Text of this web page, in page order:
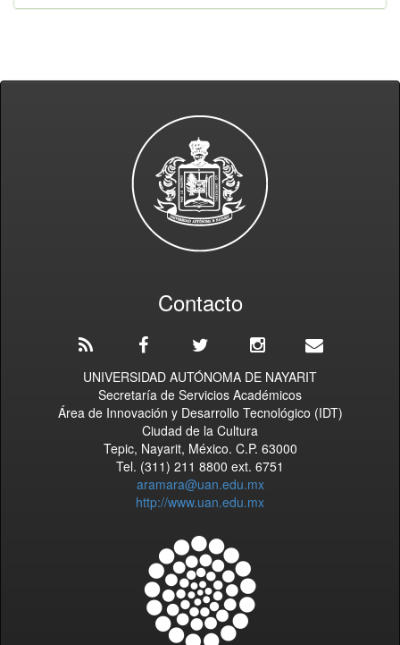
Contacto
UNIVERSIDAD AUTÓNOMA DE NAYARIT
Secretaría de Servicios Académicos
Área de Innovación y Desarrollo Tecnológico (IDT)
Ciudad de la Cultura
Tepic, Nayarit, México. C.P. 63000
Tel. (311) 211 8800 ext. 6751
aramara@uan.edu.mx
http://www.uan.edu.mx